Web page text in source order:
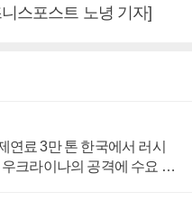
스포스트 노녕 기자]
연료 3만 톤 한국에서 러시
크라이나의 공격에 수요 늘